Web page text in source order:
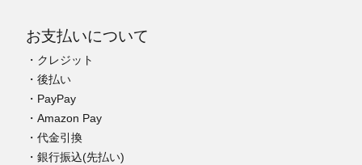
お支払いについて
・クレジット
・後払い
・PayPay
・Amazon Pay
・代金引換
・銀行振込(先払い)